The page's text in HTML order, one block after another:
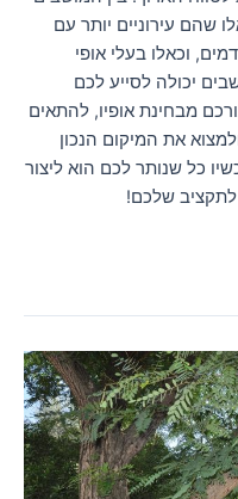
שהם עירוניים יותר עם
וכאלו בעלי אופי
יכולה לסייע לכם
מבחינת אופיו, להתאים
את המיקום הנכון
כל שנותר לכם הוא ליצור
שלכם!